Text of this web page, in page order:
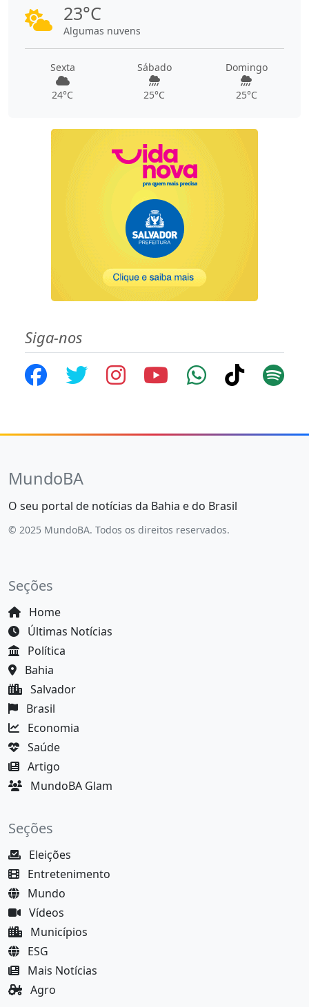
23°C
Algumas nuvens
Sexta
24°C
Sábado
25°C
Domingo
25°C
Siga-nos
MundoBA
O seu portal de notícias da Bahia e do Brasil
© 2025 MundoBA. Todos os direitos reservados.
Seções
Home
Últimas Notícias
Política
Bahia
Salvador
Brasil
Economia
Saúde
Artigo
MundoBA Glam
Seções
Eleições
Entretenimento
Mundo
Vídeos
Municípios
ESG
Mais Notícias
Agro